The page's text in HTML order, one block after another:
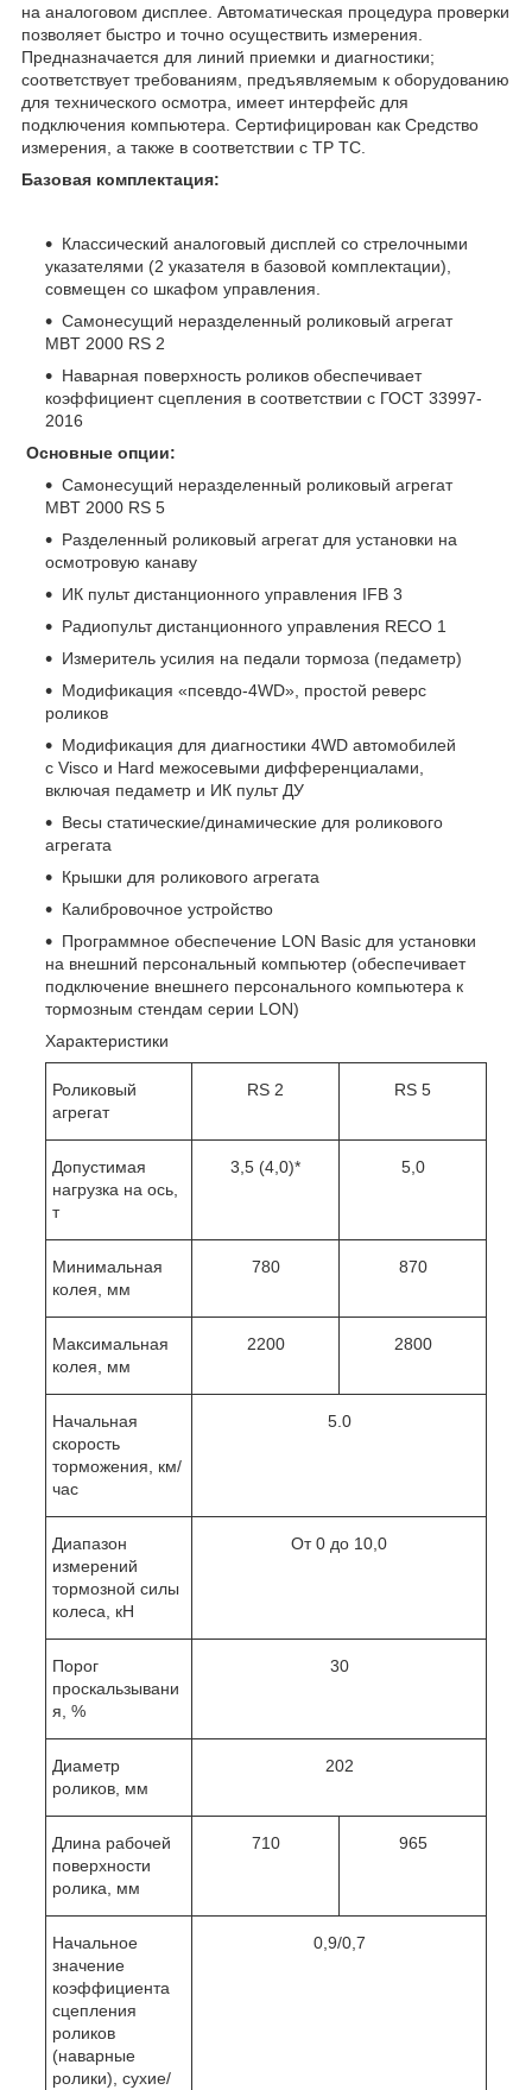
на аналоговом дисплее. Автоматическая процедура проверки
позволяет быстро и точно осуществить измерения.
Предназначается для линий приемки и диагностики;
соответствует требованиям, предъявляемым к оборудованию
для технического осмотра, имеет интерфейс для
подключения компьютера. Сертифицирован как Средство
измерения, а также в соответствии с ТР ТС.
Базовая комплектация:
Классический аналоговый дисплей со стрелочными
указателями (2 указателя в базовой комплектации),
совмещен со шкафом управления.
Самонесущий неразделенный роликовый агрегат
MBT 2000 RS 2
Наварная поверхность роликов обеспечивает
коэффициент сцепления в соответствии с ГОСТ 33997-
2016
Основные опции:
Самонесущий неразделенный роликовый агрегат
MBT 2000 RS 5
Разделенный роликовый агрегат для установки на
осмотровую канаву
ИК пульт дистанционного управления IFB 3
Радиопульт дистанционного управления RECO 1
Измеритель усилия на педали тормоза (педаметр)
Модификация «псевдо-4WD», простой реверс
роликов
Модификация для диагностики 4WD автомобилей
с Visco и Hard межосевыми дифференциалами,
включая педаметр и ИК пульт ДУ
Весы статические/динамические для роликового
агрегата
Крышки для роликового агрегата
Калибровочное устройство
Программное обеспечение LON Basic для установки
на внешний персональный компьютер (обеспечивает
подключение внешнего персонального компьютера к
тормозным стендам серии LON)
Характеристики
Роликовый
агрегат
RS 2 RS 5
Допустимая
нагрузка на ось,
т
3,5 (4,0)* 5,0
Минимальная
колея, мм
780 870
Максимальная
колея, мм
2200 2800
Начальная
скорость
торможения, км/
час
5.0
Диапазон
измерений
тормозной силы
колеса, кН
От 0 до 10,0
Порог
проскальзывани
я, %
30
Диаметр
роликов, мм
202
Длина рабочей
поверхности
ролика, мм
710 965
Начальное
значение
коэффициента
сцепления
роликов
(наварные
ролики), сухие/
0,9/0,7